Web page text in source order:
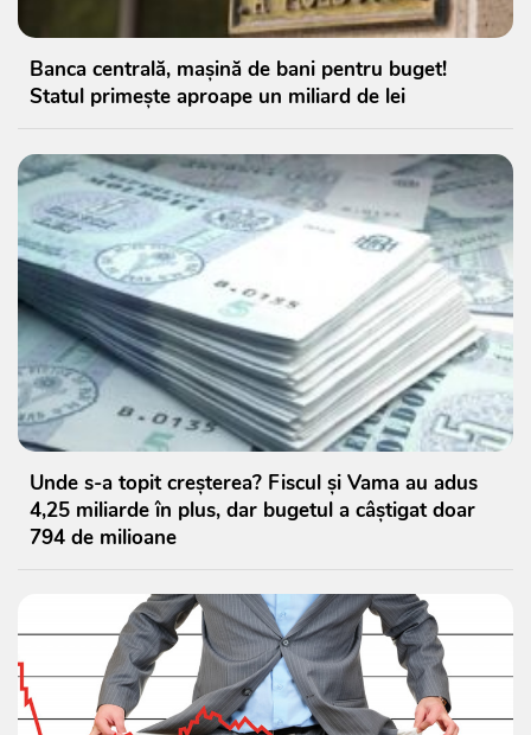
Banca centrală, mașină de bani pentru buget!
Statul primește aproape un miliard de lei
Unde s-a topit creșterea? Fiscul și Vama au adus
4,25 miliarde în plus, dar bugetul a câștigat doar
794 de milioane